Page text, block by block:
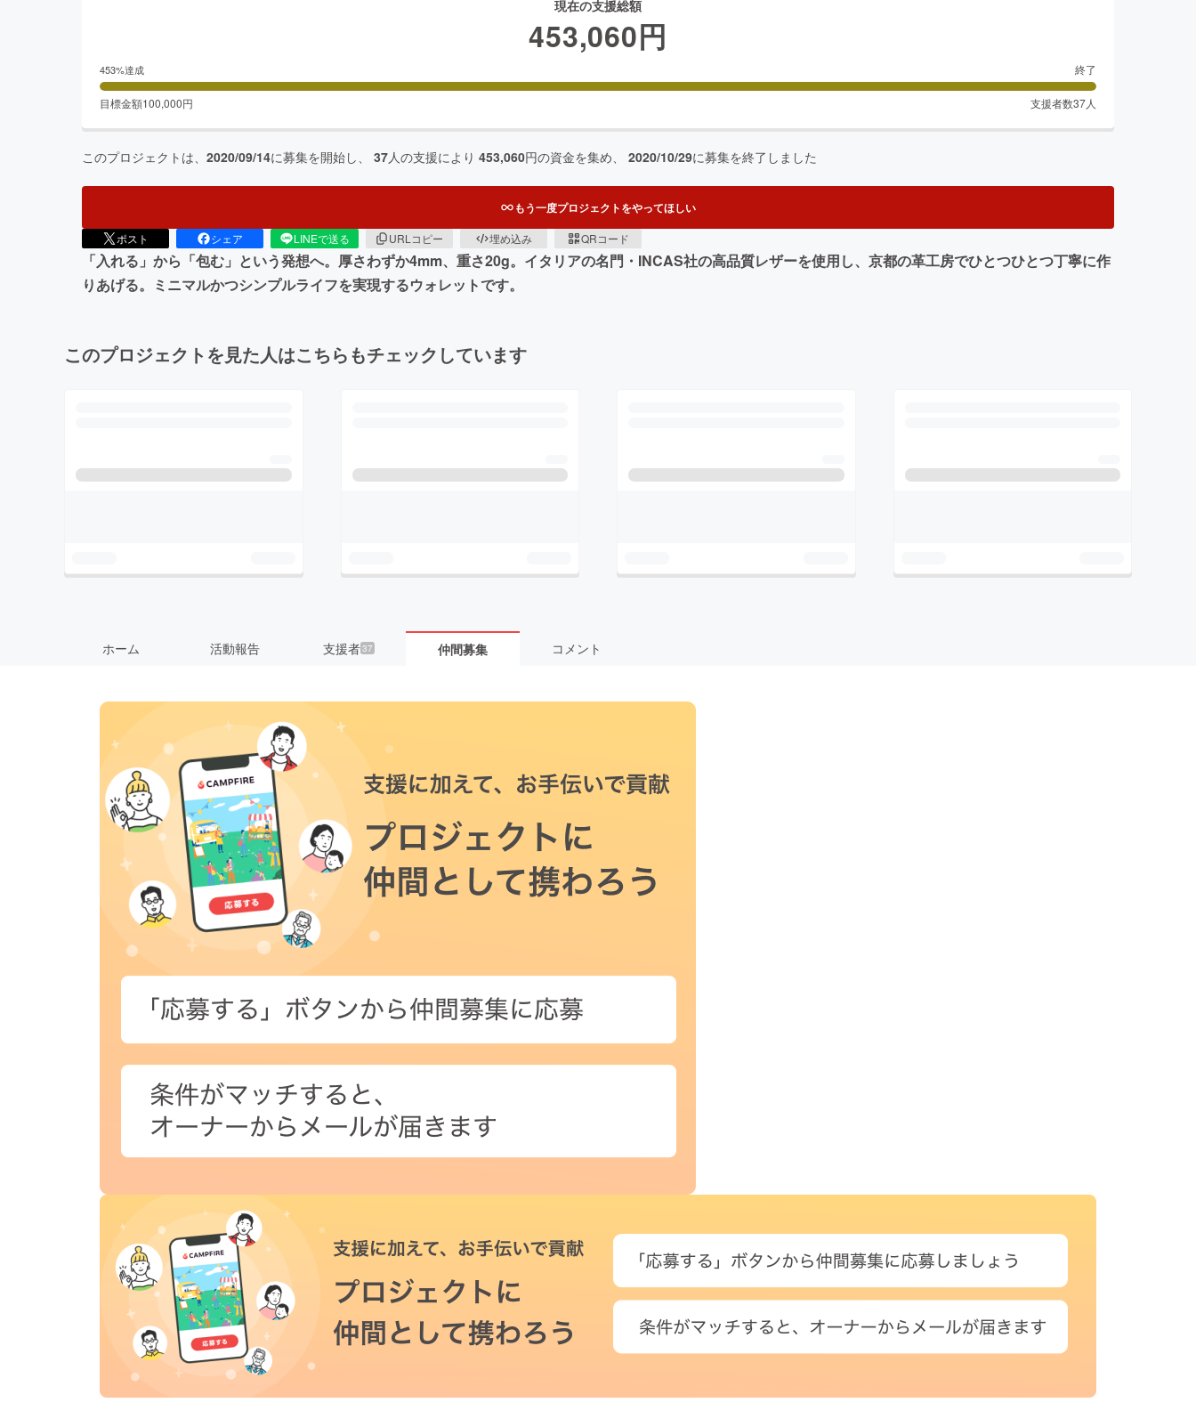
現在の支援総額
453,060円
453%達成 終了
目標金額100,000円 支援者数37人
このプロジェクトは、 2020/09/14に募集を開始し、 37人の支援により 453,060円の資金を集め、 2020/10/29に募集を終了しました
もう一度プロジェクトをやってほしい
ポスト シェア LINEで送る URLコピー 埋め込み QRコード
「入れる」から「包む」という発想へ。厚さわずか4mm、重さ20g。イタリアの名門・INCAS社の高品質レザーを使用し、京都の革工房でひとつひとつ丁寧に作
りあげる。ミニマルかつシンプルライフを実現するウォレットです。
このプロジェクトを見た人はこちらもチェックしています
ホーム 活動報告 支援者37 仲間募集 コメント